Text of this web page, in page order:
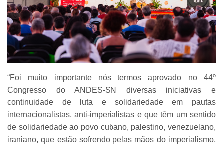
“Foi muito importante nós termos aprovado no 44º
Congresso do ANDES-SN diversas iniciativas e
continuidade de luta e solidariedade em pautas
internacionalistas, anti-imperialistas e que têm um sentido
de solidariedade ao povo cubano, palestino, venezuelano,
iraniano, que estão sofrendo pelas mãos do imperialismo,